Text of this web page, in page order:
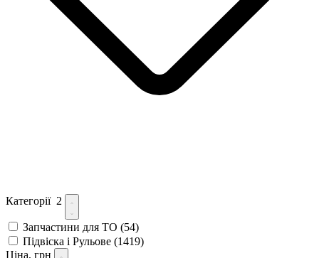
Категорії 2
Запчастини для ТО (54)
Підвіска і Рульове (1419)
Ціна, грн